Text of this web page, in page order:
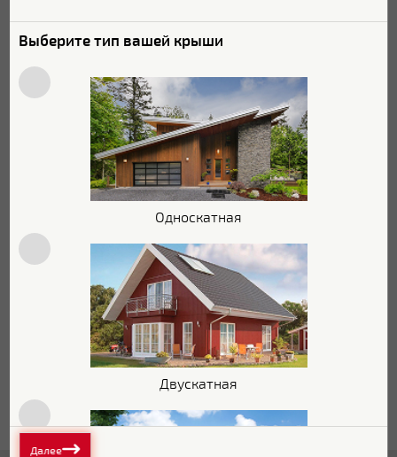
Сравнить В наличии
Полиэстер RAL 5021 водная синь 31964
Classic
Полиэстер
Цвет: RAL 5021
Гарантия:
10 лет
740Р/м 2
688Р/м2
В КОРЗИНУ
ЗАПРОСИТЬ КП
Выберите тип вашей крыши
Односкатная
Двускатная
Далее